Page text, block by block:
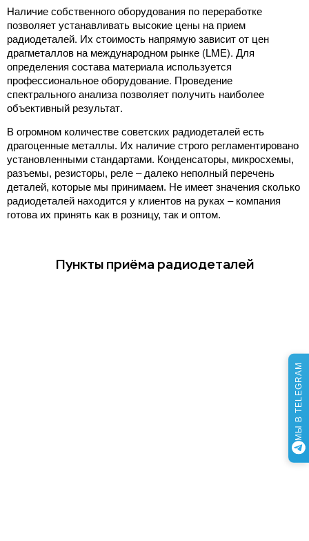
Наличие собственного оборудования по переработке
позволяет устанавливать высокие цены на прием
радиодеталей. Их стоимость напрямую зависит от цен
драгметаллов на международном рынке (LME). Для
определения состава материала используется
профессиональное оборудование. Проведение
спектрального анализа позволяет получить наиболее
объективный результат.
В огромном количестве советских радиодеталей есть
драгоценные металлы. Их наличие строго регламентировано
установленными стандартами. Конденсаторы, микросхемы,
разъемы, резисторы, реле – далеко неполный перечень
деталей, которые мы принимаем. Не имеет значения сколько
радиодеталей находится у клиентов на руках – компания
готова их принять как в розницу, так и оптом.
Пункты приёма радиодеталей
МЫ В TELEGRAM